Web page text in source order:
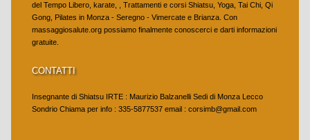
del Tempo Libero, karate, , Trattamenti e corsi Shiatsu, Yoga, Tai Chi, Qi
Gong, Pilates in Monza - Seregno - Vimercate e Brianza. Con
massaggiosalute.org possiamo finalmente conoscerci e darti informazioni
gratuite.
CONTATTI
Insegnante di Shiatsu IRTE : Maurizio Balzanelli Sedi di Monza Lecco
Sondrio Chiama per info : 335-5877537 email : corsimb@gmail.com